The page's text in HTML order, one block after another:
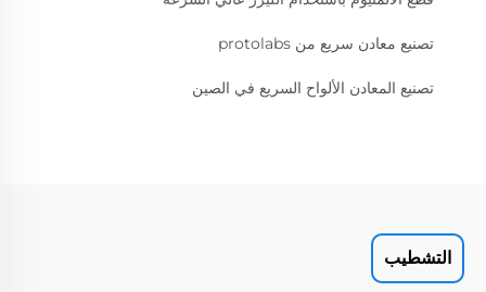
تصنيع معادن سريع من protolabs
تصنيع المعادن الألواح السريع في الصين
التشطيب